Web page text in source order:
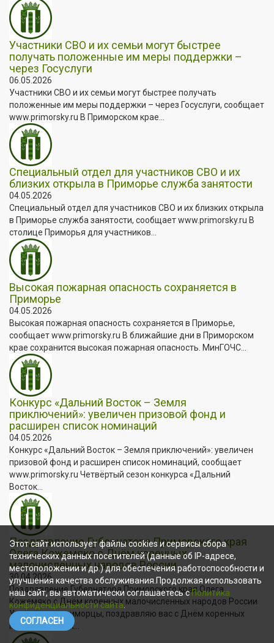
Участники СВО и их семьи могут быстрее
получать положенные им меры поддержки –
через Госуслуги
06.05.2026
Участники СВО и их семьи могут быстрее получать
положенные им меры поддержки – через Госуслуги, сообщает
www.primorsky.ru В Приморском крае...
Специальный отдел для участников СВО и их
близких открыла в Приморье служба занятости
04.05.2026
Специальный отдел для участников СВО и их близких открыла
в Приморье служба занятости, сообщает www.primorsky.ru В
столице Приморья для участников...
Высокая пожарная опасность сохраняется в
Приморье
04.05.2026
Высокая пожарная опасность сохраняется в Приморье,
сообщает www.primorsky.ru В ближайшие дни в Приморском
крае сохранится высокая пожарная опасность. МинГОЧС...
Конкурс «Дальний Восток – Земля
приключений»: увеличен призовой фонд и
расширен список номинаций
04.05.2026
Конкурс «Дальний Восток – Земля приключений»: увеличен
призовой фонд и расширен список номинаций, сообщает
www.primorsky.ru Четвёртый сезон конкурса «Дальний
Восток...
Поздравление Губернатора Приморского края
Олега Кожемяко с Днём коренных
малочисленных народов России
30.04.2026
Поздравление Губернатора Приморского края Олега
Кожемяко с Днём коренных малочисленных народов России
Уважаемые приморцы, поздравляю вас с Днём коренных
малочисленных...
Этот сайт использует файлы cookies и сервисы сбора
технических данных посетителей (данные об IP-адресе,
местоположении и др.) для обеспечения работоспособности и
улучшения качества обслуживания.Продолжая использовать
наш сайт, вы автоматически соглашаетесь сПолитика
конфиденциальности сайта
СОГЛАСЕН